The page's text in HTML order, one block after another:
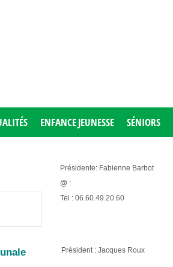
ENFANCE JEUNESSE SÉNIORS
Présidente: Fabienne Barbot
@ :
Tel : 06.60.49.20.60
Président : Jacques Roux